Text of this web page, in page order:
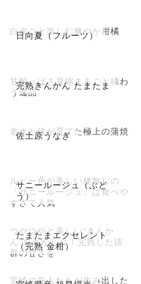
日向夏（フルーツ）
白皮ごと楽しむ爽やか柑橘
完熟きんかん たまたま
甘酸っぱさ凝縮まるごと味わ
う逸品
佐土原うなぎ
名水と技が育てた極上の蒲焼
サニールージュ（ぶど
う）
ルビー色が美しい種無しの
「サニールージュ」は食べや
すさで人気
たまたまエクセレント
（完熟 金柑）
つやつやと美しい“きんか
ん”を丸かじり！完熟した抜
群の甘さを
宮崎の先人たちが生み出した